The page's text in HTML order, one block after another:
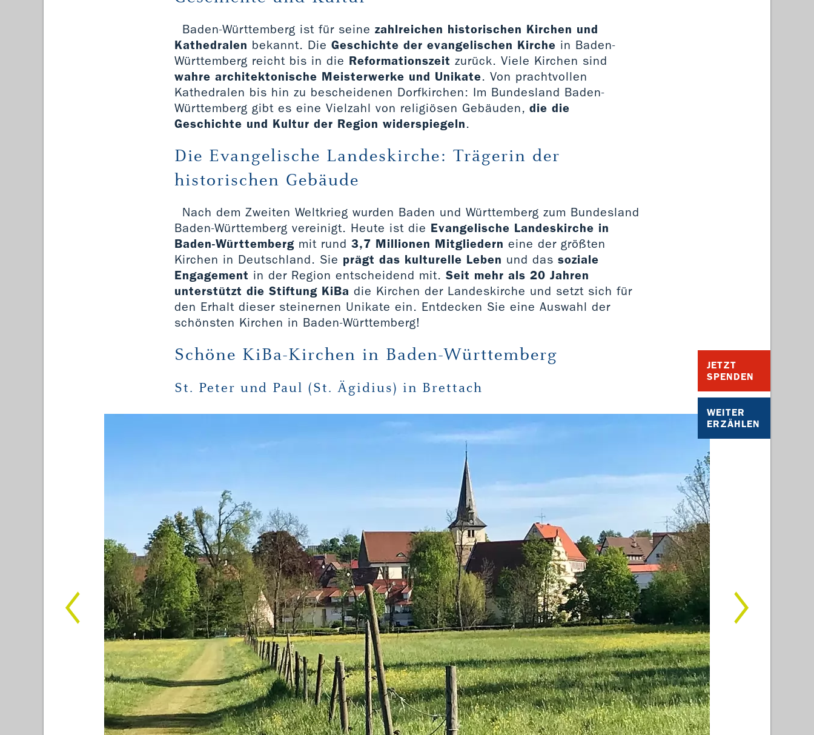
JETZT
SPENDEN
WEITER
ERZÄHLEN
Baden-Württemberg ist für seine zahlreichen historischen Kirchen und
Kathedralen bekannt. Die Geschichte der evangelischen Kirche in Baden-
Württemberg reicht bis in die Reformationszeit zurück. Viele Kirchen sind
wahre architektonische Meisterwerke und Unikate. Von prachtvollen
Kathedralen bis hin zu bescheidenen Dorfkirchen: Im Bundesland Baden-
Württemberg gibt es eine Vielzahl von religiösen Gebäuden, die die
Geschichte und Kultur der Region widerspiegeln.
Die Evangelische Landeskirche: Trägerin der
historischen Gebäude
Nach dem Zweiten Weltkrieg wurden Baden und Württemberg zum Bundesland
Baden-Württemberg vereinigt. Heute ist die Evangelische Landeskirche in
Baden-Württemberg mit rund 3,7 Millionen Mitgliedern eine der größten
Kirchen in Deutschland. Sie prägt das kulturelle Leben und das soziale
Engagement in der Region entscheidend mit. Seit mehr als 20 Jahren
unterstützt die Stiftung KiBa die Kirchen der Landeskirche und setzt sich für
den Erhalt dieser steinernen Unikate ein. Entdecken Sie eine Auswahl der
schönsten Kirchen in Baden-Württemberg!
Schöne KiBa-Kirchen in Baden-Württemberg
St. Peter und Paul (St. Ägidius) in Brettach